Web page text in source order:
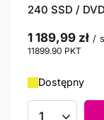
240 SSD /
1 189,99 zł /
11899.90 PKT
Dostępny